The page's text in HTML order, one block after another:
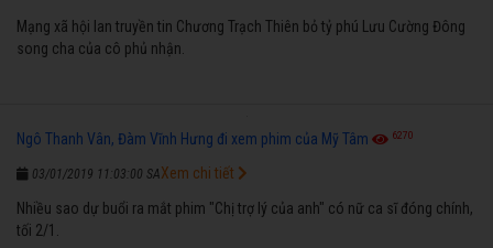
Mạng xã hội lan truyền tin Chương Trạch Thiên bỏ tỷ phú Lưu Cường Đông
song cha của cô phủ nhận.
Ngô Thanh Vân, Đàm Vĩnh Hưng đi xem phim của Mỹ Tâm 6270
03/01/2019 11:03:00 SA
Nhiều sao dự buổi ra mắt phim "Chị trợ lý của anh" có nữ ca sĩ đóng chính,
tối 2/1.
Xem chi tiết